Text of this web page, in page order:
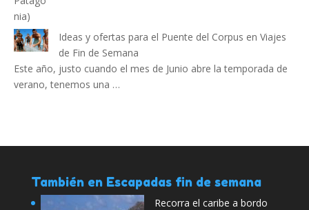
Ideas y ofertas para el Puente del Corpus en Viajes
de Fin de Semana
Este año, justo cuando el mes de Junio abre la temporada de
verano, tenemos una …
También en Escapadas fin de semana
Recorra el caribe a bordo